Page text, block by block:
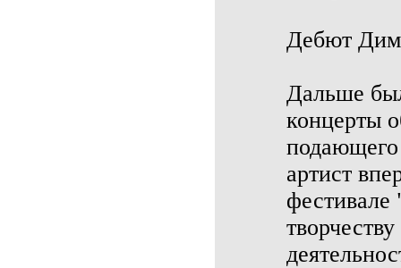
Дебют
Дальше
концерты
подающего
артист